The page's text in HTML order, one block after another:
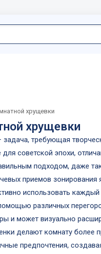
хрущевки
хрущевки
требующая
для советской эпохи,
подходом, даже
приемов зонирования
использовать
различных
и может визуально
делают комнату
предпочтения,